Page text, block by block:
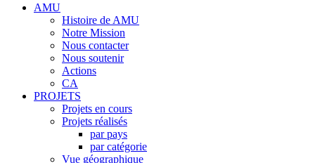
AMU
Histoire de AMU
Notre Mission
Nous contacter
Nous soutenir
Actions
CA
PROJETS
Projets en cours
Projets réalisés
par pays
par catégorie
Vue géographique